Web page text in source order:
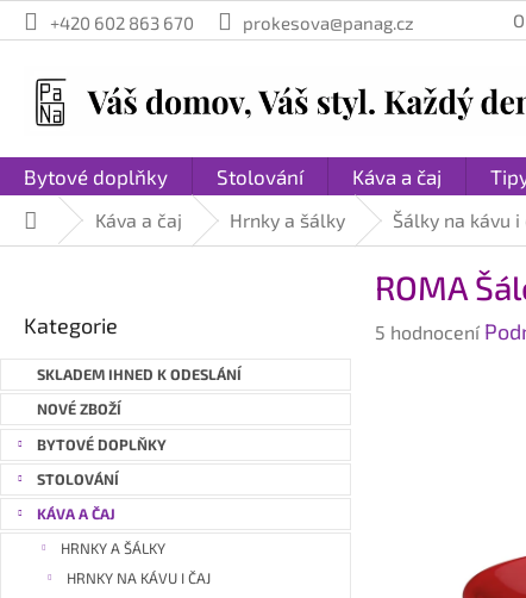
Přejít
na
+420 602 863 670 prokesova@panag.cz
Bytové doplňky Stolování Káva a čaj
DomůKáva a čaj Hrnky a šálky Šálky na kávu i
a
n
n
í
kategorie
Kategorie
SKLADEM IHNED K ODESLÁNÍ
NOVÉ ZBOŽÍ
BYTOVÉ DOPLŇKY
STOLOVÁNÍ
KÁVA A ČAJ
HRNKY A ŠÁLKY
HRNKY NA KÁVU I ČAJ
ROMA
Průměrné
5 hodnocení